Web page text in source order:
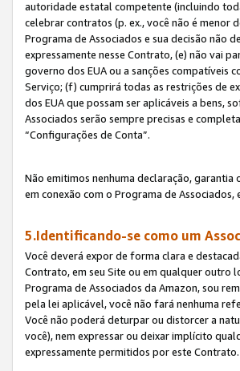
autoridade estatal competente (incluindo
celebrar contratos (p. ex., você não é
Programa de Associados e sua decisão não
expressamente nesse Contrato, (e) não vai
governo dos EUA ou a sanções compatíveis
Serviço; (f) cumprirá todas as restrições de
dos EUA que possam ser aplicáveis a bens,
Associados serão sempre precisas e
“Configurações de Conta”.
Não emitimos nenhuma declaração,
em conexão com o Programa de
5.Identificando-se como um
Você deverá expor de forma clara e
Contrato, em seu Site ou em qualquer outro
Programa de Associados da Amazon, sou
pela lei aplicável, você não fará nenhuma
Você não poderá deturpar ou distorcer a
você), nem expressar ou deixar implícito
expressamente permitidos por este Contrato.